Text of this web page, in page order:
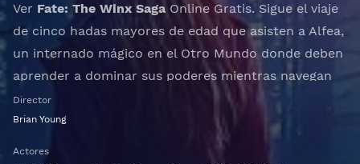
Ver Fate: The Winx Saga Online Gratis. Sigue el viaje
de cinco hadas mayores de edad que asisten a Alfea,
un internado mágico en el Otro Mundo donde deben
aprender a dominar sus poderes mientras navegan
por el amor, las rivalidades y los monstruos que
amenazan su propia existencia.
Ver Fate: The Winx Saga Gratis HD 1080p 720p |
Director
Brian Young
Actores